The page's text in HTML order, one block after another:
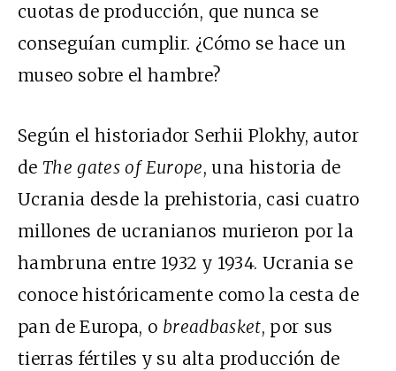
cuotas de producción, que nunca se
conseguían cumplir. ¿Cómo se hace un
museo sobre el hambre?
Según el historiador Serhii Plokhy, autor
deThe gates of Europe, una historia de
Ucrania desde la prehistoria, casi cuatro
millones de ucranianos murieron por la
hambruna entre 1932 y 1934. Ucrania se
conoce históricamente como la cesta de
pan de Europa, o breadbasket, por sus
tierras fértiles y su alta producción de